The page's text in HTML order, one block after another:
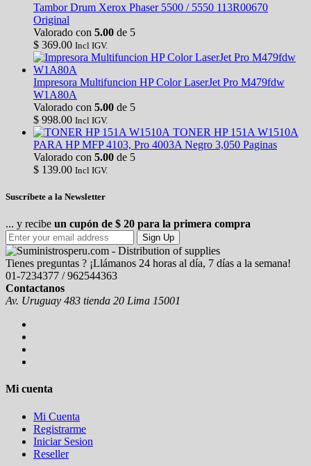
Tambor Drum Xerox Phaser 5500 / 5550 113R00670
Original
Valorado con 5.00 de 5
$ 369.00 Incl IGV.
Impresora Multifuncion HP Color LaserJet Pro M479fdw
W1A80A
Valorado con 5.00 de 5
$ 998.00 Incl IGV.
TONER HP 151A W1510A
PARA HP MFP 4103, Pro 4003A Negro 3,050 Paginas
Valorado con 5.00 de 5
$ 139.00 Incl IGV.
Suscríbete a la Newsletter
... y recibe un cupón de $ 20 para la primera compra
Sign Up
Tienes preguntas ? ¡Llámanos 24 horas al día, 7 días a la semana!
01-7234377 / 962544363
Contactanos
Av. Uruguay 483 tienda 20 Lima 15001
Mi cuenta
Mi Cuenta
Registrarme
Iniciar Sesion
Reseller